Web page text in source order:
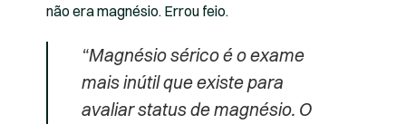
não era magnésio. Errou feio.
“Magnésio sérico é o exame
mais inútil que existe para
avaliar status de magnésio. O